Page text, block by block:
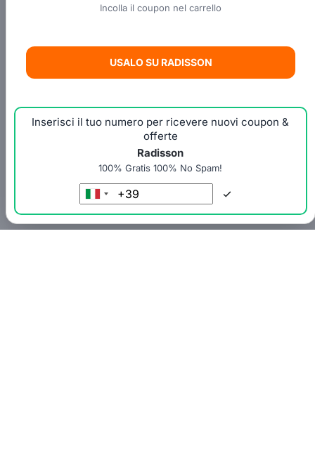
Incolla il coupon nel carrello
USALO SU RADISSON
Inserisci il tuo numero per ricevere nuovi coupon &
offerte
Radisson
100% Gratis 100% No Spam!